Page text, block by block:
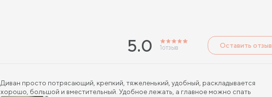
5.0 1отзыв Оставить отзыв
Диван просто потрясающий, крепкий, тяжеленький, удобный, раскладывается
хорошо, большой и вместительный. Удобное лежать, а главное можно спать